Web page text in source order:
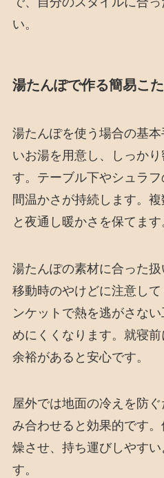
い。
湯たんぽで作る簡易こ
湯たんぽを使う場合の基
いお湯を用意し、しっか
す。テーブル下やシュラ
間温かさが持続します。
と夜通し暖かさを保てます
湯たんぽの素材に合った
移動時のやけどに注意し
ンケットで熱を逃がさな
めにくくなります。就寝
余裕があると安心です。
屋外では地面の冷えを防
み合わせると効果的です
燥させ、持ち運びしやす
す。